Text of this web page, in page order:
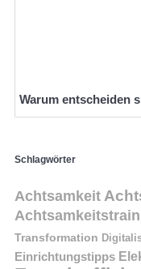
Warum entscheiden
Schlagwörter
Achtsamkeit
Transformation
Einrichtungstipps